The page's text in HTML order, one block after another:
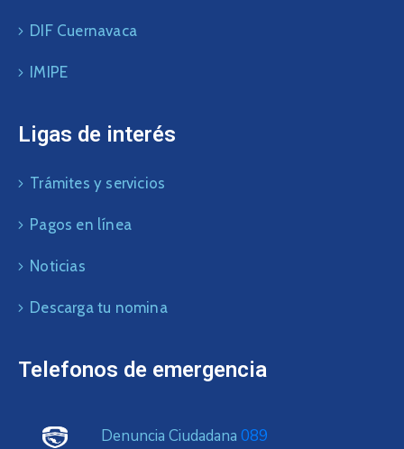
DIF Cuernavaca
IMIPE
Ligas de interés
Trámites y servicios
Pagos en línea
Noticias
Descarga tu nomina
Telefonos de emergencia
Denuncia Ciudadana 089